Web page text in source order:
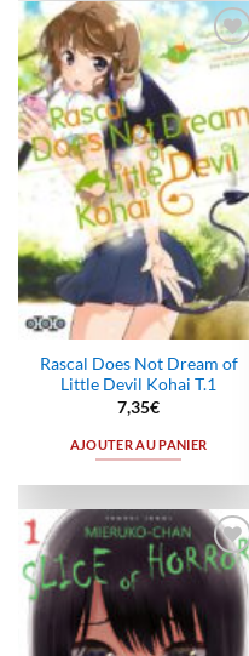
Ajouter
Rascal Does Not Dream of
Little Devil Kohai T.1
7,35€
AJOUTER AU PANIER
Ajouter